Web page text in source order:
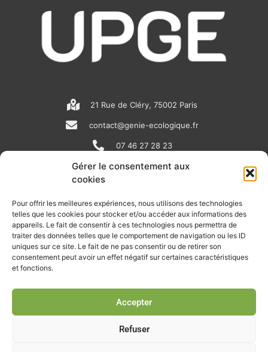
Gérer le consentement aux
cookies
Pour offrir les meilleures expériences, nous utilisons des technologies
telles que les cookies pour stocker et/ou accéder aux informations des
appareils. Le fait de consentir à ces technologies nous permettra de
traiter des données telles que le comportement de navigation ou les ID
uniques sur ce site. Le fait de ne pas consentir ou de retirer son
consentement peut avoir un effet négatif sur certaines caractéristiques
et fonctions.
Accepter
Refuser
21 Rue de Cléry, 75002 Paris
contact@genie-ecologique.fr
07 46 27 28 23
N
e
w
s
p
p
e
i
n
k
e
i
n
o
u
t
u
e
RECEVOIR L'ACTU DE LA FILIÈRE
Retrouvez tous les mois les articles terrain de nos adhérents, les
rendez-vous importants de la filière, nos offres de stages et
Je m'abonne à la lettre d'info